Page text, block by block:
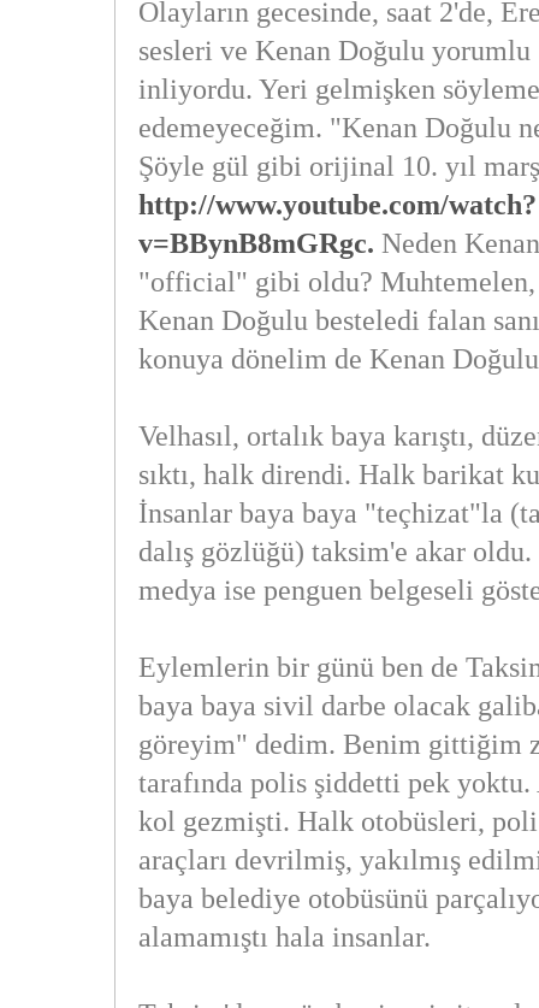
Olayların gecesinde, saat 2'de,
sesleri ve Kenan Doğulu yorumlu
inliyordu. Yeri gelmişken
edemeyeceğim. "Kenan Doğulu
Şöyle gül gibi orijinal 10. yıl
http://www.youtube.com/watch?
v=BBynB8mGRgc. Neden
"official" gibi oldu? Muhtemelen,
Kenan Doğulu besteledi falan
konuya dönelim de Kenan
Velhasıl, ortalık baya karıştı,
sıktı, halk direndi. Halk barikat
İnsanlar baya baya "teçhizat"la
dalış gözlüğü) taksim'e akar oldu.
medya ise penguen belgeseli
Eylemlerin bir günü ben de
baya baya sivil darbe olacak
göreyim" dedim. Benim gittiğim
tarafında polis şiddetti pek
kol gezmişti. Halk otobüsleri,
araçları devrilmiş, yakılmış
baya belediye otobüsünü
alamamıştı hala insanlar.